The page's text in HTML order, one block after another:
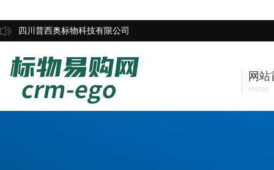
四川普西奥标物科技有限公司
网站
Home